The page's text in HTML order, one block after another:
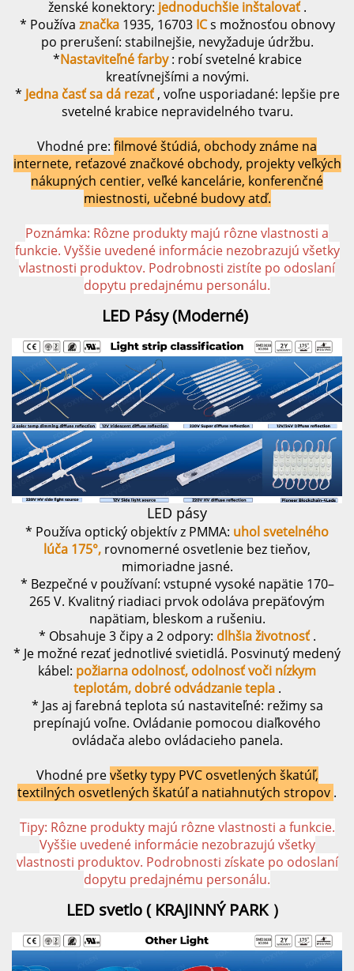
ženské konektory: jednoduchšie inštalovať.
* Používa značka 1935, 16703 ICs možnosťou obnovy
po prerušení: stabilnejšie, nevyžaduje údržbu.
*Nastaviteľné farby: robí svetelné krabice
kreatívnejšími a novými.
* Jedna časť sa dá rezať, voľne usporiadané: lepšie pre
svetelné krabice nepravidelného tvaru.
Vhodné pre: filmové štúdiá, obchody známe na
internete, reťazové značkové obchody, projekty veľkých
nákupných centier, veľké kancelárie, konferenčné
miestnosti, učebné budovy atď.
Poznámka: Rôzne produkty majú rôzne vlastnosti a
funkcie. Vyššie uvedené informácie nezobrazujú všetky
vlastnosti produktov. Podrobnosti zistíte po odoslaní
dopytu predajnému personálu.
LED Pásy (Moderné)
LED pásy
* Používa optický objektív z PMMA: uhol svetelného
lúča 175°, rovnomerné osvetlenie bez tieňov,
mimoriadne jasné.
* Bezpečné v používaní: vstupné vysoké napätie 170–
265 V. Kvalitný riadiaci prvok odoláva prepäťovým
napätiam, bleskom a rušeniu.
* Obsahuje 3 čipy a 2 odpory: dlhšia životnosť.
* Je možné rezať jednotlivé svietidlá. Posvinutý medený
kábel: požiarna odolnosť, odolnosť voči nízkym
teplotám, dobré odvádzanie tepla .
* Jas aj farebná teplota sú nastaviteľné: režimy sa
prepínajú voľne. Ovládanie pomocou diaľkového
ovládača alebo ovládacieho panela.
Vhodné prevšetky typy PVC osvetlených škatúľ,
textilných osvetlených škatúľ a natiahnutých stropov .
Tipy: Rôzne produkty majú rôzne vlastnosti a funkcie.
Vyššie uvedené informácie nezobrazujú všetky
vlastnosti produktov. Podrobnosti získate po odoslaní
dopytu predajnému personálu.
LED svetlo ( KRAJINNÝ PARK ）